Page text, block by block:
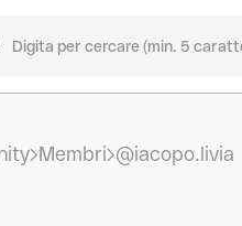
Membri @iacopo.livia